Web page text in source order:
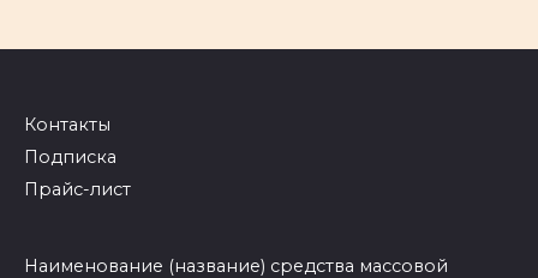
Контакты
Подписка
Прайс-лист
Наименование (название) средства массовой